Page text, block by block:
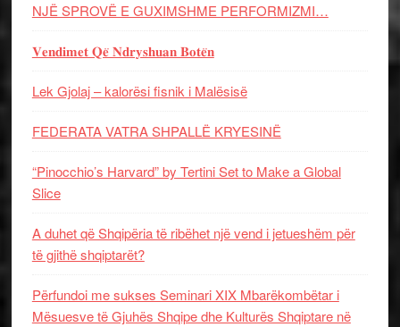
NJË SPROVË E GUXIMSHME PERFORMIZMI…
𝐕𝐞𝐧𝐝𝐢𝐦𝐞𝐭 𝐐𝐞̈ 𝐍𝐝𝐫𝐲𝐬𝐡𝐮𝐚𝐧 𝐁𝐨𝐭𝐞̈𝐧
Lek Gjolaj – kalorësi fisnik i Malësisë
FEDERATA VATRA SHPALLË KRYESINË
“Pinocchio’s Harvard” by Tertini Set to Make a Global
Slice
A duhet që Shqipëria të ribëhet një vend i jetueshëm për
të gjithë shqiptarët?
Përfundoi me sukses Seminari XIX Mbarëkombëtar i
Mësuesve të Gjuhës Shqipe dhe Kulturës Shqiptare në